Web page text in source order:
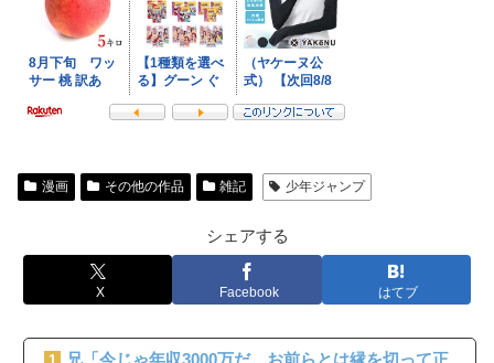
漫画 その他の作品 雑記 少年ジャンプ
シェアする
X Facebook はてブ